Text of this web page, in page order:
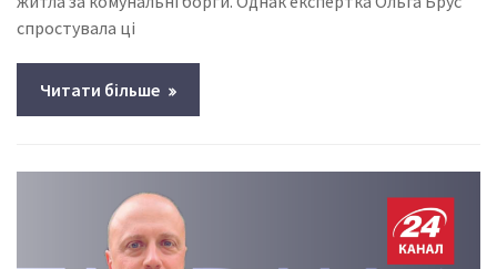
спростувала ці
Читати більше